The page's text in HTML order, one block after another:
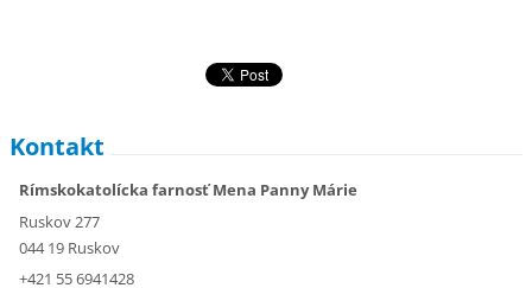
Kontakt
Rímskokatolícka farnosť Mena Panny Márie
Ruskov 277
044 19 Ruskov
+421 55 6941428